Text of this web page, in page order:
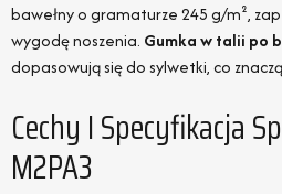
bawełny o gramaturze 245 g/m²,
wygodę noszenia. Gumka w talii po
dopasowują się do sylwetki, co
Cechy I Specyfikacja
M2PA3